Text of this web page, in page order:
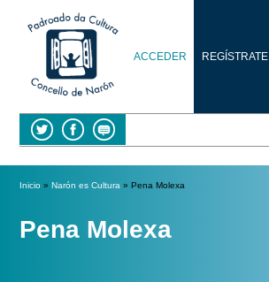
ACCEDER REGÍSTRATE
Se encuentra usted aquí
Inicio » Narón es Cultura » Pena Molexa
Pena Molexa